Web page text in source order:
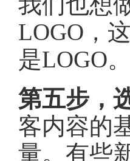
LOGO，
是LOGO。
第五步，
客内容的
量。有些